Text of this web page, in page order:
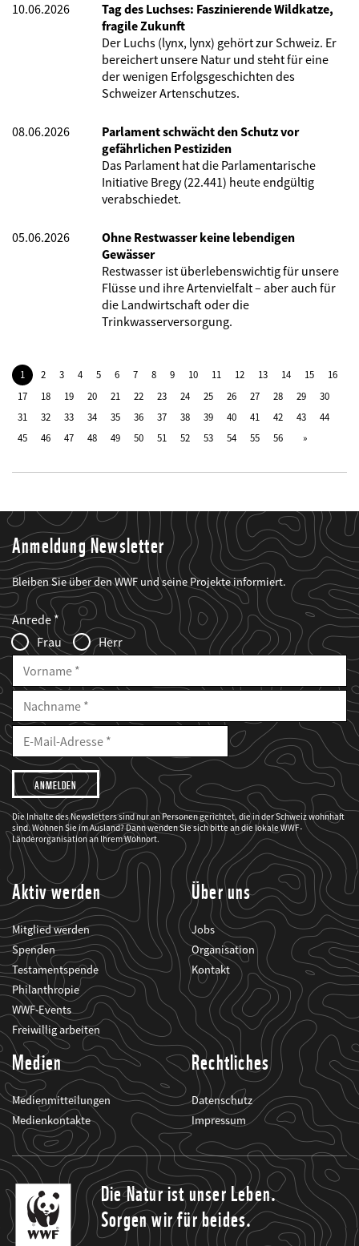
10.06.2026
Tag des Luchses: Faszinierende Wildkatze,
fragile Zukunft
Der Luchs (lynx, lynx) gehört zur Schweiz. Er
bereichert unsere Natur und steht für eine
der wenigen Erfolgsgeschichten des
Schweizer Artenschutzes.
08.06.2026
Parlament schwächt den Schutz vor
gefährlichen Pestiziden
Das Parlament hat die Parlamentarische
Initiative Bregy (22.441) heute endgültig
verabschiedet.
05.06.2026
Ohne Restwasser keine lebendigen
Gewässer
Restwasser ist überlebenswichtig für unsere
Flüsse und ihre Artenvielfalt – aber auch für
die Landwirtschaft oder die
Trinkwasserversorgung.
1 2 3 4 5 6 7 8 9 10 11 12 13 14 15
16
17
18 19 20 21 22 23 24 25 26 27 28 29
30
31
32 33 34 35 36 37 38 39 40 41 42 43
44
45
46 47 48 49 50 51 52 53 54 55 56
Anmeldung Newsletter
Bleiben Sie über den WWF und seine Projekte informiert.
Web2Case
Infofelder
Fieldset
anrede_name
Anrede
Frau
Herr
Vorname
Nachname
E-
Mailadresse
E-
Adresse
Ich
möchte,
dass
der
WWF
mich
über
seine
Projekte
informiert.
Die Inhalte des Newsletters sind nur an Personen gerichtet, die in der Schweiz wohnhaft
sind. Wohnen Sie im Ausland? Dann wenden Sie sich bitte an die lokale WWF-
Länderorganisation an Ihrem Wohnort.
Aktiv werden
Mitglied werden
Spenden
Testamentspende
Philanthropie
WWF-Events
Freiwillig arbeiten
Über uns
Jobs
Organisation
Kontakt
Medien
Medienmitteilungen
Medienkontakte
Rechtliches
Datenschutz
Impressum
Die Natur ist unser Leben.
Sorgen wir für beides.